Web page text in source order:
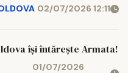
02/07/2026 12:11
își întărește Armata!
01/07/2026